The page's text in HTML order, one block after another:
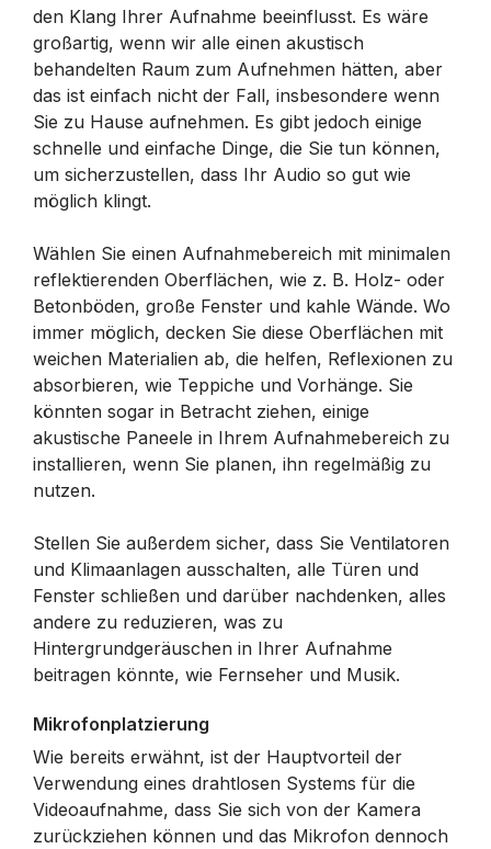
den Klang Ihrer Aufnahme beeinflusst. Es wäre
großartig, wenn wir alle einen akustisch
behandelten Raum zum Aufnehmen hätten, aber
das ist einfach nicht der Fall, insbesondere wenn
Sie zu Hause aufnehmen. Es gibt jedoch einige
schnelle und einfache Dinge, die Sie tun können,
um sicherzustellen, dass Ihr Audio so gut wie
möglich klingt.
Wählen Sie einen Aufnahmebereich mit minimalen
reflektierenden Oberflächen, wie z. B. Holz- oder
Betonböden, große Fenster und kahle Wände. Wo
immer möglich, decken Sie diese Oberflächen mit
weichen Materialien ab, die helfen, Reflexionen zu
absorbieren, wie Teppiche und Vorhänge. Sie
könnten sogar in Betracht ziehen, einige
akustische Paneele in Ihrem Aufnahmebereich zu
installieren, wenn Sie planen, ihn regelmäßig zu
nutzen.
Stellen Sie außerdem sicher, dass Sie Ventilatoren
und Klimaanlagen ausschalten, alle Türen und
Fenster schließen und darüber nachdenken, alles
andere zu reduzieren, was zu
Hintergrundgeräuschen in Ihrer Aufnahme
beitragen könnte, wie Fernseher und Musik.
Mikrofonplatzierung
Wie bereits erwähnt, ist der Hauptvorteil der
Verwendung eines drahtlosen Systems für die
Videoaufnahme, dass Sie sich von der Kamera
zurückziehen können und das Mikrofon dennoch